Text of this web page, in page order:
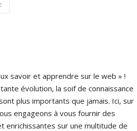
savoir et apprendre sur le web » !
évolution, la soif de connaissance
plus importants que jamais. Ici, sur
engageons à vous fournir des
enrichissantes sur une multitude de